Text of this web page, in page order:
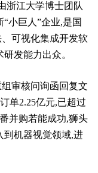
浙江大学博士团队
小巨人”企业,是国
可视化集成开发软
发能力出众。
审核问询函回复文
单2.25亿元,已超过
并购若能成功,狮头
到机器视觉领域,进